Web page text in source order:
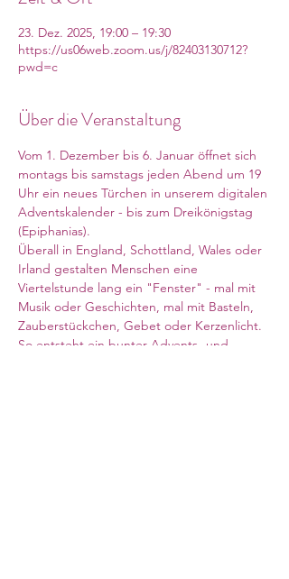
23. Dez. 2025, 19:00 – 19:30
https://us06web.zoom.us/j/82403130712?
pwd=c
Über die Veranstaltung
Vom 1. Dezember bis 6. Januar öffnet sich
montags bis samstags jeden Abend um 19
Uhr ein neues Türchen in unserem digitalen
Adventskalender - bis zum Dreikönigstag
(Epiphanias).
Überall in England, Schottland, Wales oder
Irland gestalten Menschen eine
Viertelstunde lang ein "Fenster" - mal mit
Musik oder Geschichten, mal mit Basteln,
Zauberstückchen, Gebet oder Kerzenlicht.
So entsteht ein bunter Advents- und